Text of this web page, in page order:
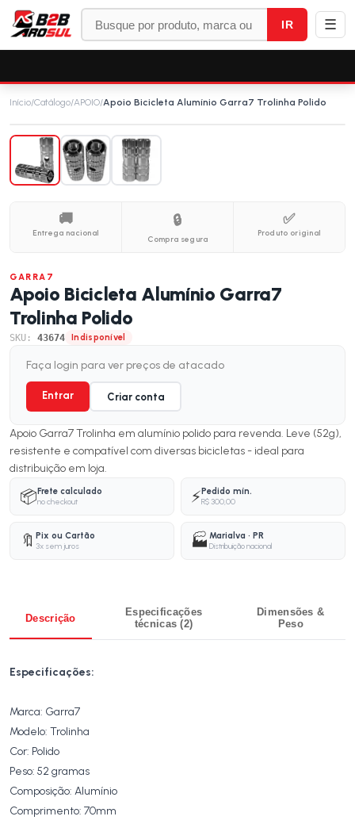
IR ☰
Início/Catálogo/APOIO/Apoio Bicicleta Alumínio Garra7 Trolinha Polido
🚚
Entrega nacional
🔒
Compra segura
✅
Produto original
GARRA7
Apoio Bicicleta Alumínio Garra7
Trolinha Polido
SKU: 43674 Indisponível
Faça login para ver preços de atacado
Entrar Criar conta
Apoio Garra7 Trolinha em alumínio polido para revenda. Leve (52g),
resistente e compatível com diversas bicicletas - ideal para
distribuição em loja.
📦Frete calculado
no checkout
⚡Pedido mín.
R$ 300,00
🔖 Pix ou Cartão
3x sem juros
🏭 Marialva · PR
Distribuição nacional
Descrição
Especificações
técnicas (2)
Dimensões &
Peso
Especificações:
Marca: Garra7
Modelo: Trolinha
Cor: Polido
Peso: 52 gramas
Composição: Alumínio
Comprimento: 70mm